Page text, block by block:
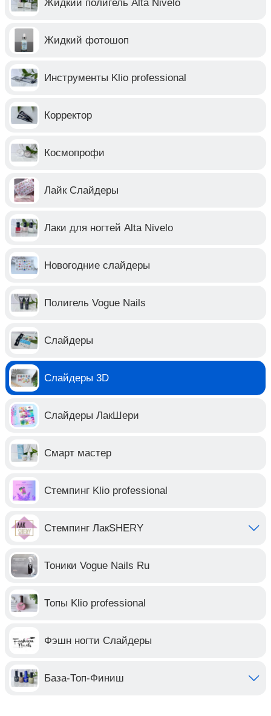
Жидкий полигель Alta Nivelo
Жидкий фотошоп
Инструменты Klio professional
Корректор
Космопрофи
Лайк Слайдеры
Лаки для ногтей Alta Nivelo
Новогодние слайдеры
Полигель Vogue Nails
Слайдеры
Слайдеры 3D
Слайдеры ЛакШери
Смарт мастер
Стемпинг Klio professional
Стемпинг ЛакSHERY
Тоники Vogue Nails Ru
Топы Klio professional
Фэшн ногти Слайдеры
База-Топ-Финиш